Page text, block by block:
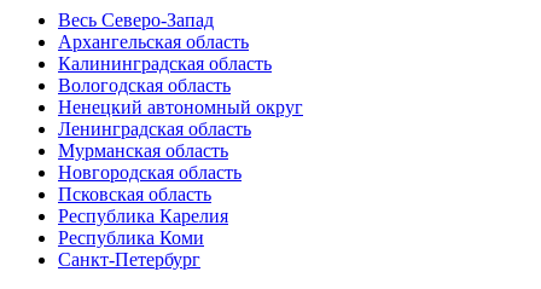
Весь Северо-Запад
Архангельская область
Калининградская область
Вологодская область
Ненецкий автономный округ
Ленинградская область
Мурманская область
Новгородская область
Псковская область
Республика Карелия
Республика Коми
Санкт-Петербург